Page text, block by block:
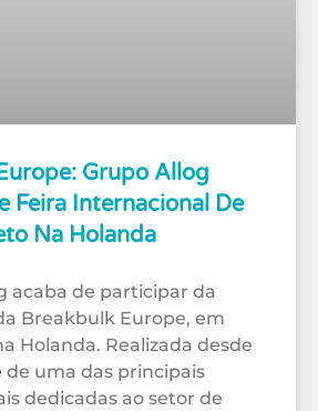
Grupo Allog
Feira Internacional De
Na Holanda
acaba de participar da
Breakbulk Europe, em
Holanda. Realizada desde
de uma das principais
dedicadas ao setor de